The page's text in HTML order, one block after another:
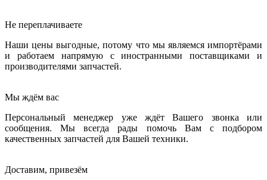
Не переплачиваете
Наши цены выгодные, потому что мы являемся импортёрами
и работаем напрямую с иностранными поставщиками и
производителями запчастей.
Мы ждём вас
Персональный менеджер уже ждёт Вашего звонка или
сообщения. Мы всегда рады помочь Вам с подбором
качественных запчастей для Вашей техники.
Доставим, привезём